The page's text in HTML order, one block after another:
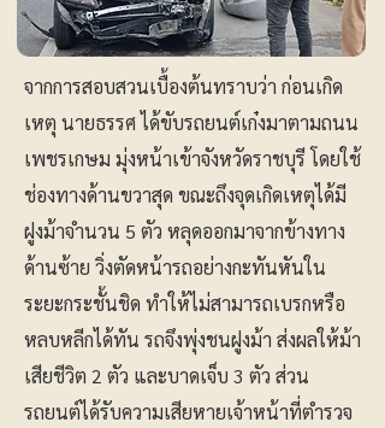
จากการสอบสวนเบื้องต้นทราบว่า ก่อนเกิด
เหตุ นายธรรศ ได้ขับรถยนต์เก๋งมาตามถนน
เพชรเกษม มุ่งหน้าเข้าจังหวัดราชบุรี โดยใช้
ช่องทางด้านขวาสุด ขณะถึงจุดเกิดเหตุได้มี
ฝูงม้าจำนวน 5 ตัว หลุดออกมาจากข้างทาง
ด้านซ้าย วิ่งตัดหน้ารถอย่างกะทันหันใน
ระยะกระชั้นชิด ทำให้ไม่สามารถเบรกหรือ
หลบหลีกได้ทัน รถจึงพุ่งชนฝูงม้า ส่งผลให้ม้า
เสียชีวิต 2 ตัว และบาดเจ็บ 3 ตัว ส่วน
รถยนต์ได้รับความเสียหายเจ้าหน้าที่ตำรวจ